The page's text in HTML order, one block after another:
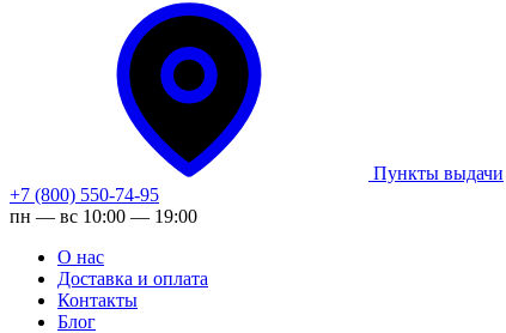
Пункты выдачи
+7 (800) 550-74-95
пн — вс 10:00 — 19:00
О нас
Доставка и оплата
Контакты
Блог